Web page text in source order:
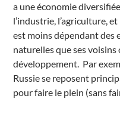
a une économie
l’industrie, l’agriculture,
est moins dépendant des
naturelles que ses voisins
développement. Par
Russie se reposent
pour faire le plein (sans